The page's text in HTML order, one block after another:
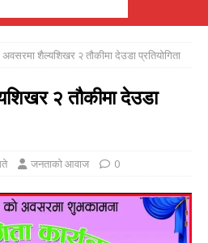
अवसरमा शैल्यशिखर २ तौकीमा देउडा प्रतियोगिता
२ तौकीमा देउडा
जनताको आवाज 0